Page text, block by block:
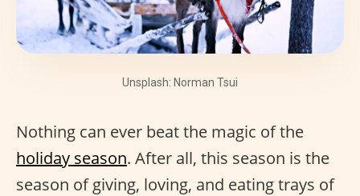
Unsplash: Norman Tsui
Nothing can ever beat the magic of the
holiday season. After all, this season is the
season of giving, loving, and eating trays of